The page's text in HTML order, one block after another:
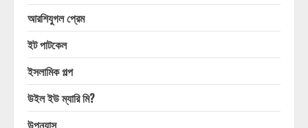
আরশিযুগল প্রেম
ইট পাটকেল
ইসলামিক গল্প
উইল ইউ ম্যারি মি?
উপন্যাস